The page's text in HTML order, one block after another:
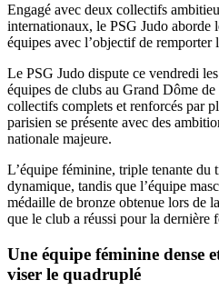
Engagé avec deux collectifs
internationaux, le PSG Judo aborde
équipes avec l’objectif de
Le PSG Judo dispute ce vendredi
équipes de clubs au Grand Dôme
collectifs complets et renforcés par
parisien se présente avec des
nationale majeure.
L’équipe féminine, triple tenante du
dynamique, tandis que l’équipe
médaille de bronze obtenue lors de
que le club a réussi pour la dernière
Une équipe féminine dense
viser le quadruplé